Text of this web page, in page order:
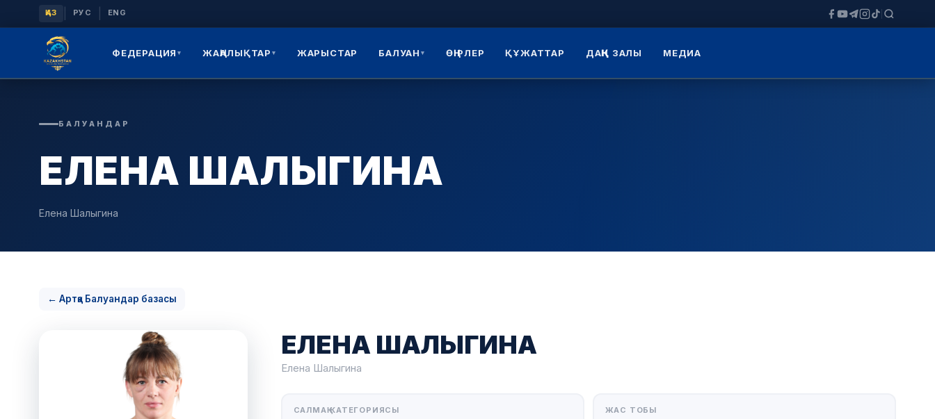
ҚАЗ РУС ENG
ФЕДЕРАЦИЯ ▾ ЖАҢАЛЫҚТАР ▾ ЖАРЫСТАР БАЛУАН ▾ ӨҢІРЛЕР ҚҰЖАТТАР ДАҢҚ ЗАЛЫ МЕДИА
БАЛУАНДАР
ЕЛЕНА ШАЛЫГИНА
Елена Шалыгина
← Артқа Балуандар базасы
ЕЛЕНА ШАЛЫГИНА
Елена Шалыгина
САЛМАҚ КАТЕГОРИЯСЫ ЖАС ТОБЫ